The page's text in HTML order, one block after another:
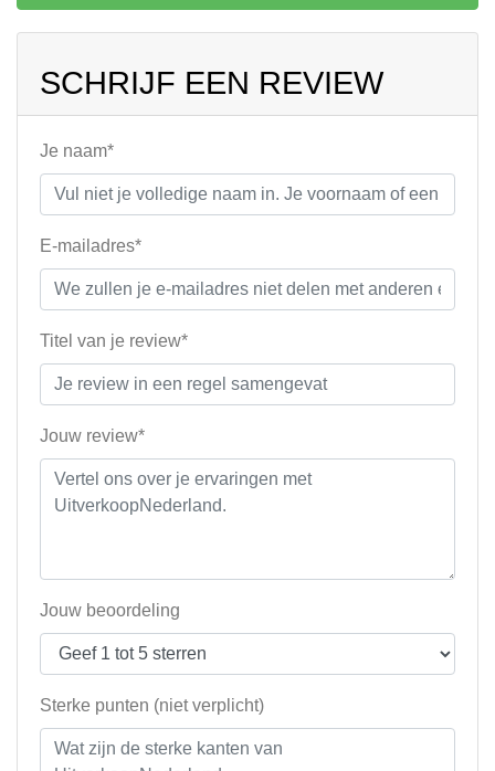
SCHRIJF EEN REVIEW
Je naam*
E-mailadres*
Titel van je review*
Jouw review*
Jouw beoordeling
Sterke punten (niet verplicht)